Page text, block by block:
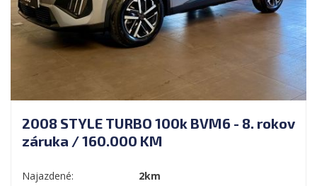
2008 STYLE TURBO 100k BVM6 - 8. rokov
záruka / 160.000 KM
Najazdené:
2km